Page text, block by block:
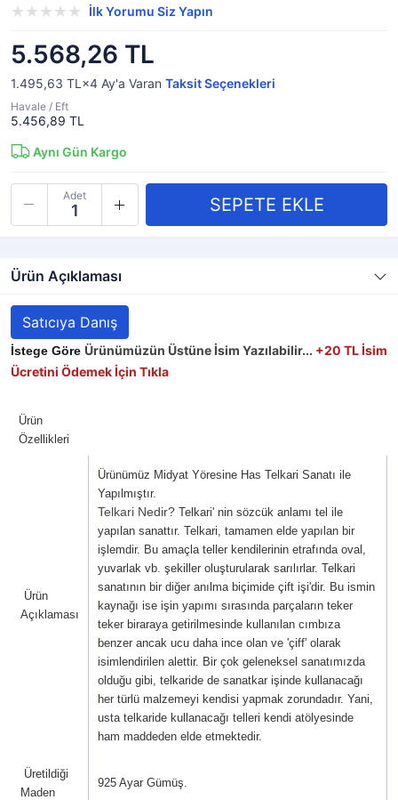
İlk Yorumu Siz Yapın
5.568,26 TL
1.495,63 TL×4 Ay'a Varan Taksit Seçenekleri
Havale / Eft
5.456,89 TL
Aynı Gün Kargo
Adet
Ürün Açıklaması
Satıcıya Danış
İstege Göre Ürünümüzün Üstüne İsim Yazılabilir... +20 TLİsim
Ücretini Ödemek İçin Tıkla
Ürün
Özellikleri
Ürün
Açıklaması
Ürünümüz Midyat Yöresine Has Telkari Sanatı ile
Yapılmıştır.
Telkari Nedir? Telkari' nin sözcük anlamı tel ile
yapılan sanattır. Telkari, tamamen elde yapılan bir
işlemdir. Bu amaçla teller kendilerinin etrafında oval,
yuvarlak vb. şekiller oluşturularak sarılırlar. Telkari
sanatının bir diğer anılma biçimide çift işi'dir. Bu ismin
kaynağı ise işin yapımı sırasında parçaların teker
teker biraraya getirilmesinde kullanılan cımbıza
benzer ancak ucu daha ince olan ve 'çiff' olarak
isimlendirilen alettir. Bir çok geleneksel sanatımızda
olduğu gibi, telkaride de sanatkar işinde kullanacağı
her türlü malzemeyi kendisi yapmak zorundadır. Yani,
usta telkaride kullanacağı telleri kendi atölyesinde
ham maddeden elde etmektedir.
Üretildiği
Maden
925 Ayar Gümüş.